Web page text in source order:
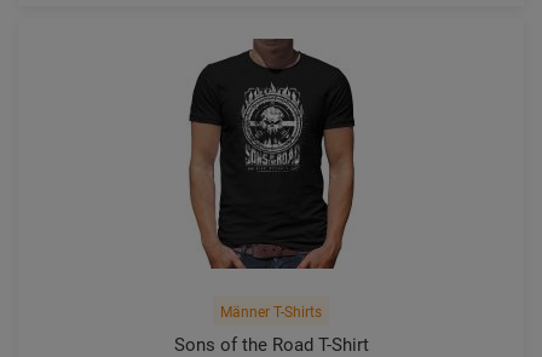
Männer T-Shirts
Sons of the Road T-Shirt